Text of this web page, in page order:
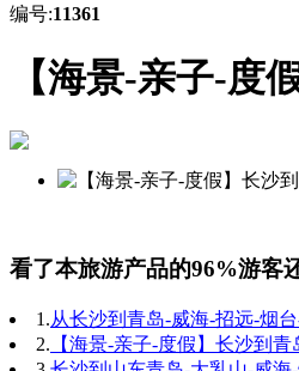
编号:11361
【海景-亲子-度
看了本旅游产品的96%游客
1.从长沙到青岛-威海-招远-烟
2. 【海景-亲子-度假】长沙到